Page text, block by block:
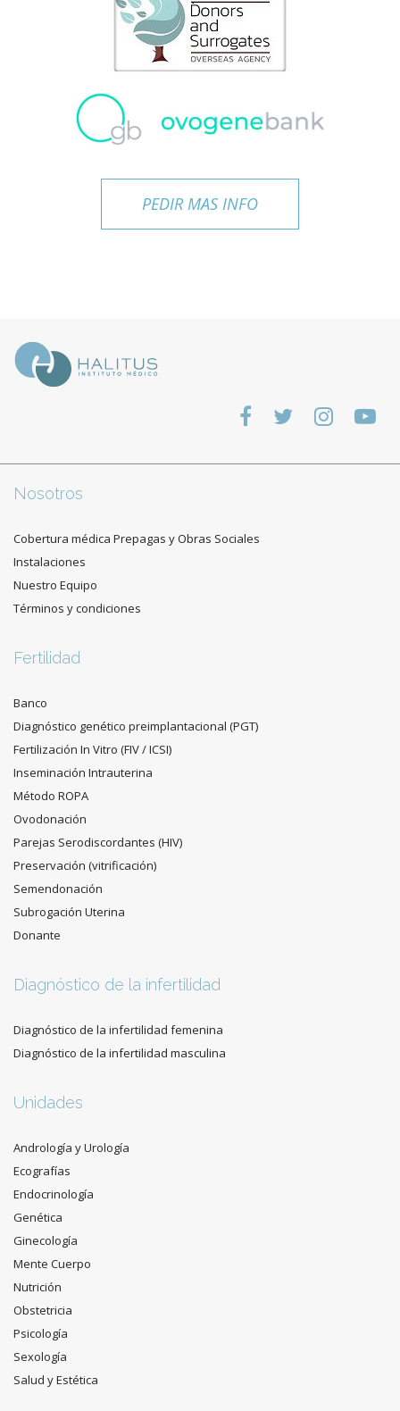
PEDIR MAS INFO
Nosotros
Cobertura médica Prepagas y Obras Sociales
Instalaciones
Nuestro Equipo
Términos y condiciones
Fertilidad
Banco
Diagnóstico genético preimplantacional (PGT)
Fertilización In Vitro (FIV / ICSI)
Inseminación Intrauterina
Método ROPA
Ovodonación
Parejas Serodiscordantes (HIV)
Preservación (vitrificación)
Semendonación
Subrogación Uterina
Donante
Diagnóstico de la infertilidad
Diagnóstico de la infertilidad femenina
Diagnóstico de la infertilidad masculina
Unidades
Andrología y Urología
Ecografías
Endocrinología
Genética
Ginecología
Mente Cuerpo
Nutrición
Obstetricia
Psicología
Sexología
Salud y Estética